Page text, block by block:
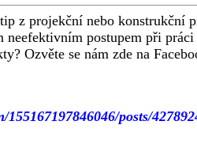
z projekční nebo konstrukční
neefektivním postupem při
Ozvěte se nám zde na
posts/